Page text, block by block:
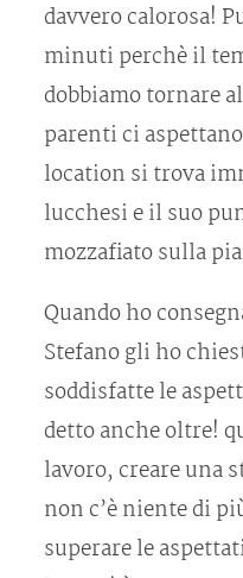
davvero calorosa!
minuti perchè il
dobbiamo tornare
parenti ci
location si trova
lucchesi e il suo
mozzafiato sulla
Quando ho
Stefano gli ho
soddisfatte le
detto anche oltre!
lavoro, creare una
non c’è niente di
superare le